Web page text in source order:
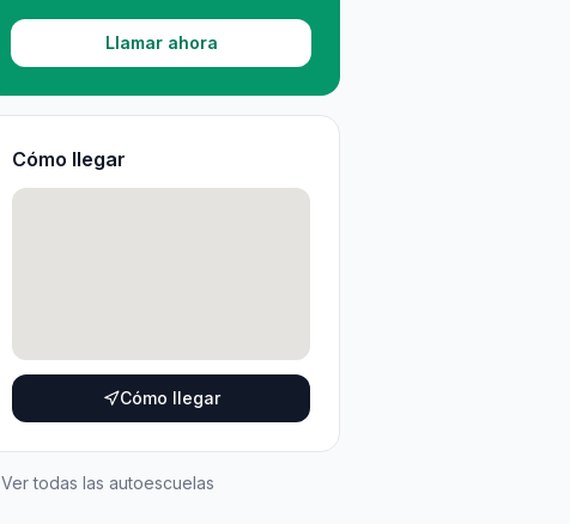
Llamar ahora
Cómo llegar
Cómo llegar
Ver todas las autoescuelas